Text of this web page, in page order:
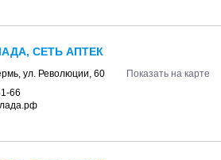
СЕТЬ АПТЕК
, ул. Революции, 60
Показать на карте
66